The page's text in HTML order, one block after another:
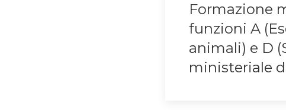
Formazione
funzioni A
animali) e D
ministeriale